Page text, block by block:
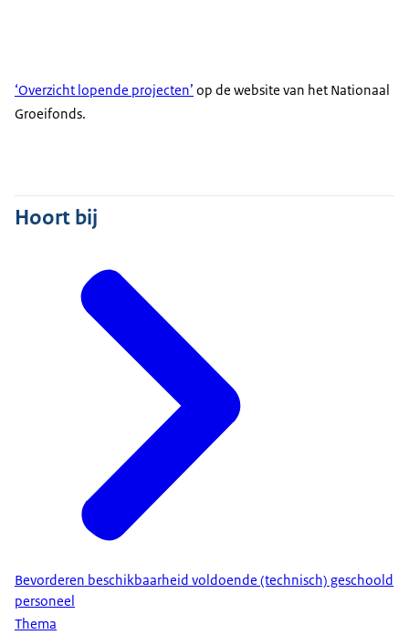
‘Overzicht lopende projecten’ op de website van het Nationaal
Groeifonds.
Hoort bij
Bevorderen beschikbaarheid voldoende (technisch) geschoold
personeel
Thema